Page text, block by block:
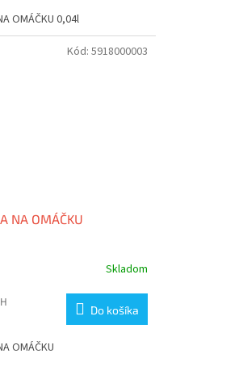
OMÁČKU 0,04l
NA OMÁČKU
Skladom
Do košíka
OMÁČKU
Kód: 5918000003